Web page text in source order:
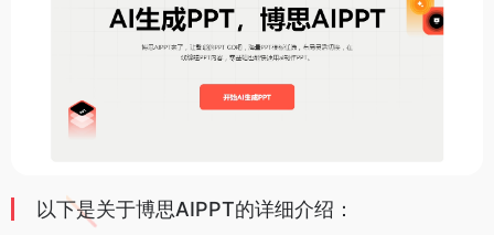
以下是关于博思AIPPT的详细介绍：